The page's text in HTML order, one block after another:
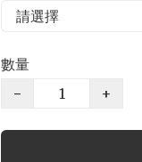
數量
−
+